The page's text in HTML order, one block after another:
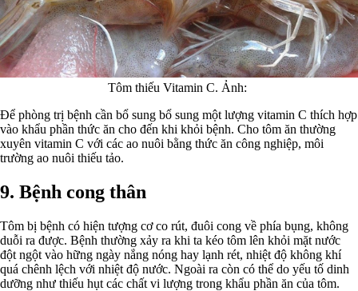
Tôm thiếu Vitamin C. Ảnh:
Để phòng trị bệnh cần bổ sung bổ sung một lượng vitamin C thích hợp
vào khẩu phần thức ăn cho đến khi khỏi bệnh. Cho tôm ăn thường
xuyên vitamin C với các ao nuôi bằng thức ăn công nghiệp, môi
trường ao nuôi thiếu tảo.
9. Bệnh cong thân
Tôm bị bệnh có hiện tượng cơ co rút, đuôi cong về phía bụng, không
duỗi ra được. Bệnh thường xảy ra khi ta kéo tôm lên khỏi mặt nước
đột ngột vào hững ngày nắng nóng hay lạnh rét, nhiệt độ không khí
quá chênh lệch với nhiệt độ nước. Ngoài ra còn có thể do yếu tố dinh
dưỡng như thiếu hụt các chất vi lượng trong khẩu phần ăn của tôm.